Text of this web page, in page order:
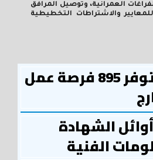
العمرانية، وتوصيل المرافق
والاشتراطات التخطيطية
مديرية العمل توفر 895 فرصة عمل
الشهادة
الفنية